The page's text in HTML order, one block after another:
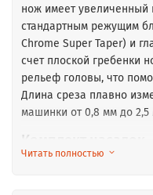
нож имеет увеличенный
стандартным режущим
Chrome Super Taper) и
счет плоской гребенки
рельеф головы, что
Длина среза плавно
машинки от 0,8 мм до 2,5
Комплект насадок
Читать полностью